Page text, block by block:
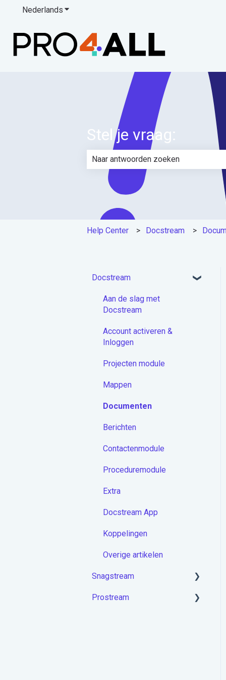
Nederlands Submenu tonen voor vertalingen
Stel je vraag:
Er zijn geen suggesties want het
Help Center Docstream
Docstream
Aan de slag met
Docstream
Account activeren &
Inloggen
Projecten module
Mappen
Documenten
Berichten
Contactenmodule
Proceduremodule
Extra
Docstream App
Koppelingen
Overige artikelen
Snagstream
Aan de slag met
Prostream